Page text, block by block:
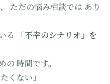
ただの悩み相談では あり
る
「不幸のシナリオ」を
の 時間です。
くない」